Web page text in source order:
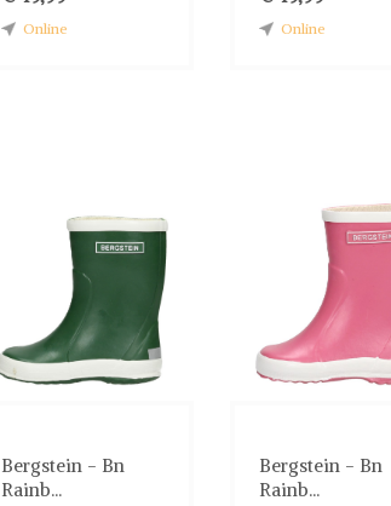
Online Online
Bergstein - Bn
Rainb...
Bergstein - Bn
Rainb...